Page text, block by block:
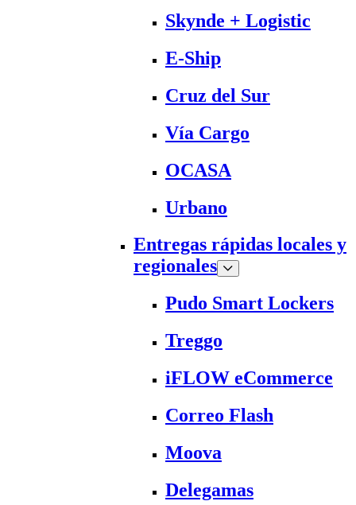
Skynde + Logistic
E-Ship
Cruz del Sur
Vía Cargo
OCASA
Urbano
Entregas rápidas locales y
regionales
Pudo Smart Lockers
Treggo
iFLOW eCommerce
Correo Flash
Moova
Delegamas